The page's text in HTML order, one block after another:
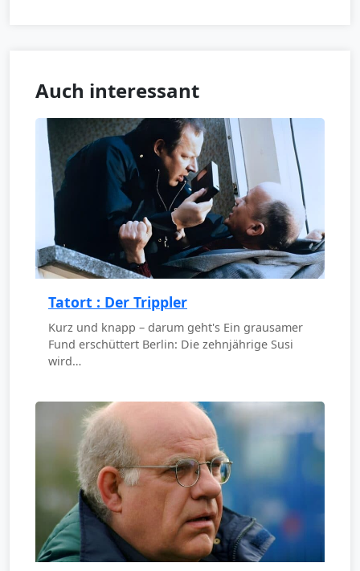
Auch interessant
Tatort : Der Trippler
Kurz und knapp – darum geht's Ein grausamer
Fund erschüttert Berlin: Die zehnjährige Susi
wird…